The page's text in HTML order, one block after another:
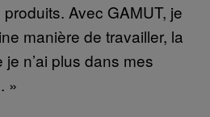
Avec GAMUT, je
manière de travailler, la
n’ai plus dans mes
»